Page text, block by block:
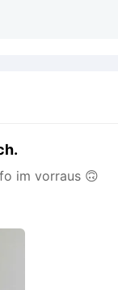
im vorraus 🙃